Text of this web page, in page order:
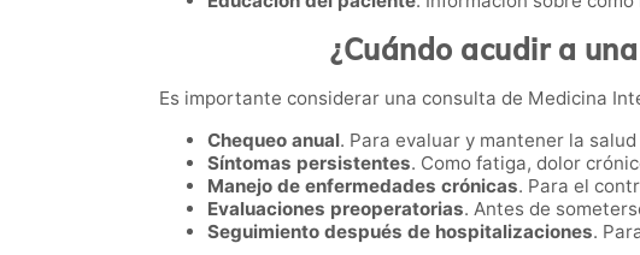
¿Cuándo acudir a
Es importante considerar una consulta de Medicina
Chequeo anual. Para evaluar y mantener la
Síntomas persistentes. Como fatiga, dolor
Manejo de enfermedades crónicas. Para el
Evaluaciones preoperatorias. Antes de
Seguimiento después de hospitalizaciones.